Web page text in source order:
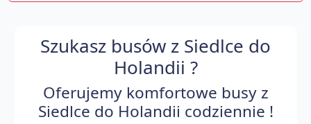
Szukasz busów z Siedlce do
Holandii ?
Oferujemy komfortowe busy z
Siedlce do Holandii codziennie !